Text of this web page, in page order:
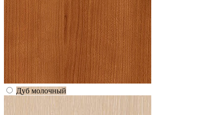
Дуб молочный